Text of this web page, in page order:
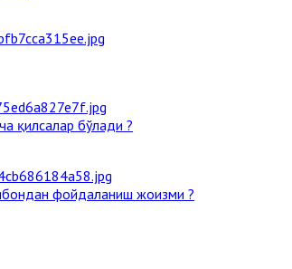
қилсалар бўлади ?
фойдаланиш жоизми ?